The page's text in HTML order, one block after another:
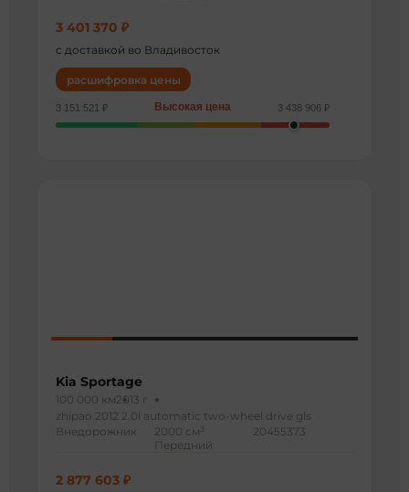
3 401 370 ₽
с доставкой во Владивосток
расшифровка цены
3 151 521 ₽ Высокая цена 3 438 906 ₽
Kia Sportage
100 000 км2013 г
zhipao 2012 2.0l automatic two-wheel drive gls
Внедорожник
2000 см 3
Передний
20455373
2 877 603 ₽